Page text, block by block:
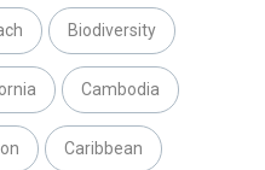
Biodiversity
Cambodia
Caribbean